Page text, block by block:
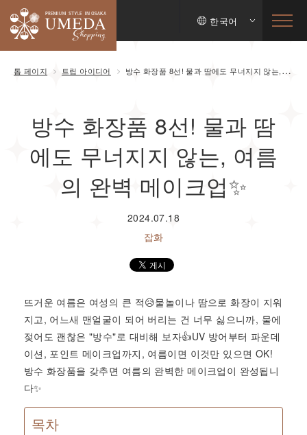
한국어
톱 페이지 트립 아이디어 방수 화장품 8선! 물과 땀에도 무너지지 않는, 여름의 완벽 메이크업✨
방수 화장품 8선! 물과 땀
에도 무너지지 않는, 여름
의 완벽 메이크업✨
2024.07.18
잡화
뜨거운 여름은 여성의 큰 적😥물놀이나 땀으로 화장이 지워
지고, 어느새 맨얼굴이 되어 버리는 건 너무 싫으니까, 물에
젖어도 괜찮은 "방수"로 대비해 보자👍UV 방어부터 파운데
이션, 포인트 메이크업까지, 여름이면 이것만 있으면 OK!
방수 화장품을 갖추면 여름의 완벽한 메이크업이 완성됩니
다✨
목차